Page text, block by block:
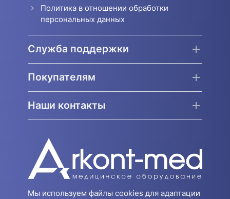
Политика в отношении обработки
персональных данных
Служба поддержки
Покупателям
Наши контакты
Мы используем файлы cookies для адаптации